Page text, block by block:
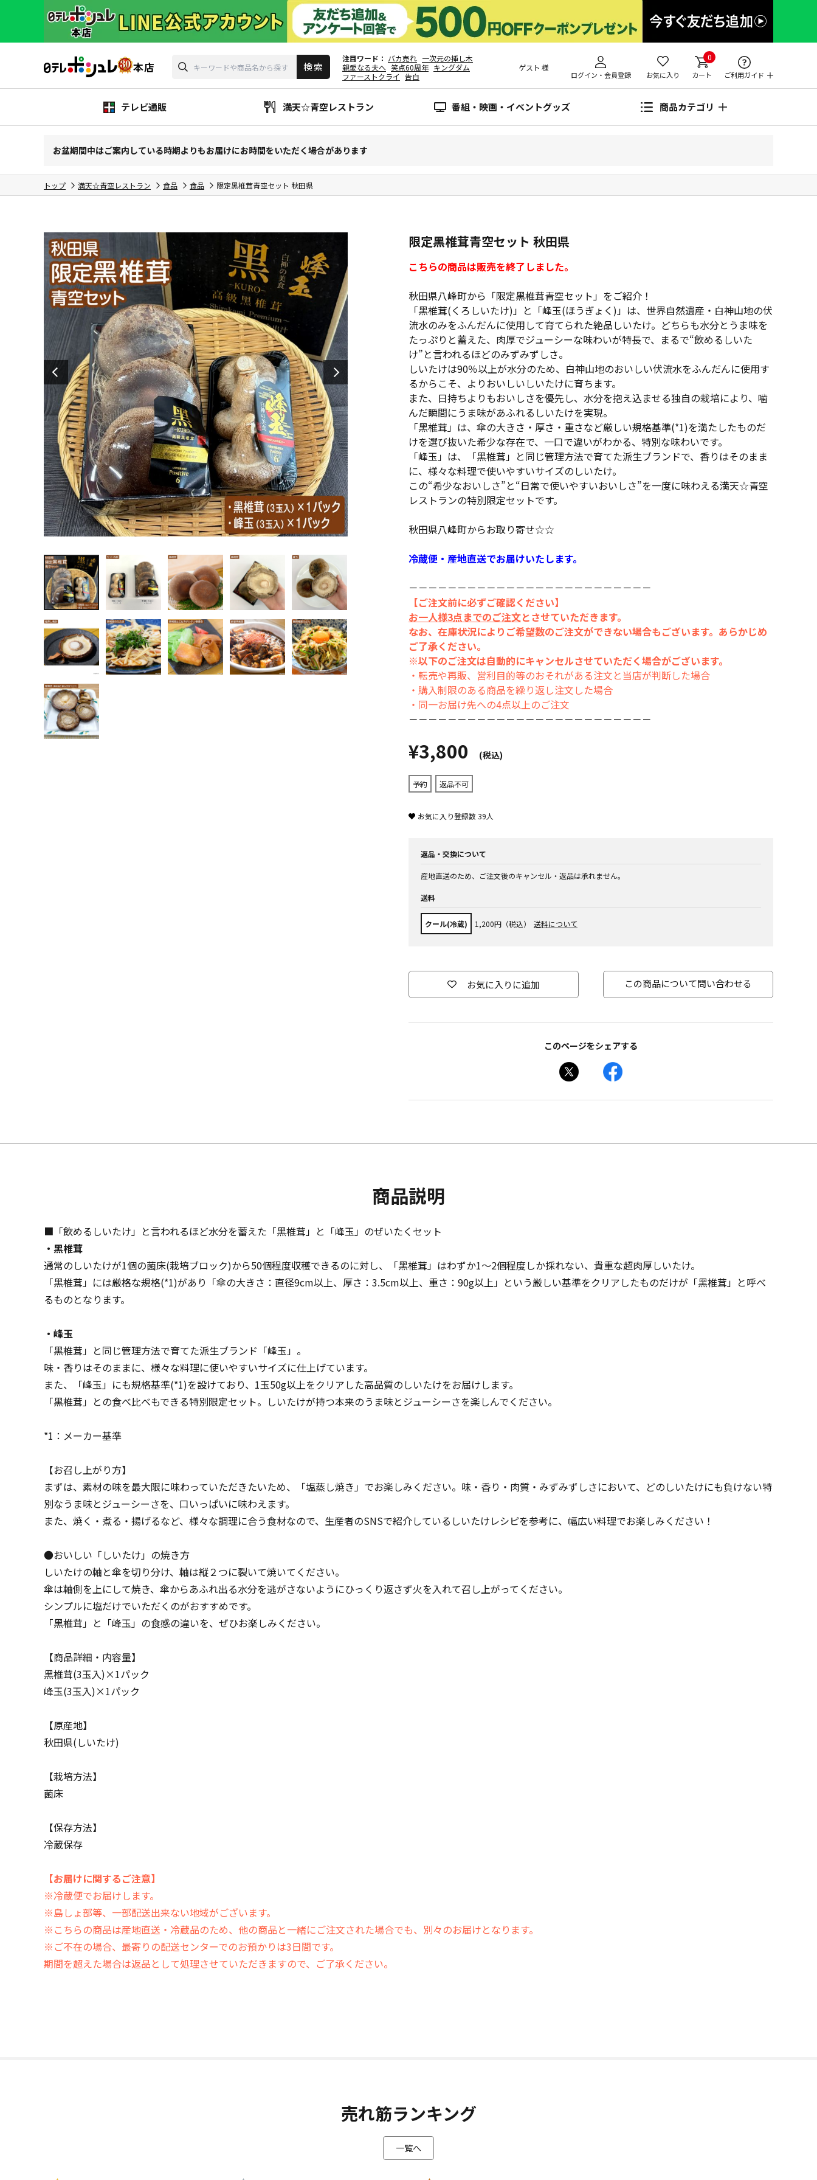
注目ワード バカ売れ 一次元の挿し木
親愛なる夫へ 笑点60周年 キングダム
ファーストクライ
告白
ゲスト 様
ログイン・会員登録 お気に入り
0
カート ご利用ガイド
テレビ通販 満天☆青空レストラン 番組・映画・イベントグッズ 商品カテゴリ
お盆期間中はご案内している時期よりもお届けにお時間をいただく場合があります
トップ 満天☆青空レストラン 食品 食品 限定黑椎茸青空セット 秋田県
限定黑椎茸青空セット 秋田県
こちらの商品は販売を終了しました。
秋田県八峰町から「限定黑椎茸青空セット」をご紹介！
「黑椎茸(くろしいたけ)」と「峰玉(ほうぎょく)」は、世界自然遺産・白神山地の伏
流水のみをふんだんに使用して育てられた絶品しいたけ。どちらも水分とうま味を
たっぷりと蓄えた、肉厚でジューシーな味わいが特長で、まるで“飲めるしいた
け”と言われるほどのみずみずしさ。
しいたけは90％以上が水分のため、白神山地のおいしい伏流水をふんだんに使用す
るからこそ、よりおいしいしいたけに育ちます。
また、日持ちよりもおいしさを優先し、水分を抱え込ませる独自の栽培により、噛
んだ瞬間にうま味があふれるしいたけを実現。
「黑椎茸」は、傘の大きさ・厚さ・重さなど厳しい規格基準(*1)を満たしたものだ
けを選び抜いた希少な存在で、一口で違いがわかる、特別な味わいです。
「峰玉」は、「黑椎茸」と同じ管理方法で育てた派生ブランドで、香りはそのまま
に、様々な料理で使いやすいサイズのしいたけ。
この“希少なおいしさ”と“日常で使いやすいおいしさ”を一度に味わえる満天☆青空
レストランの特別限定セットです。
秋田県八峰町からお取り寄せ☆☆
冷蔵便・産地直送でお届けいたします。
－－－－－－－－－－－－－－－－－－－－－－－－－
【ご注文前に必ずご確認ください】
お一人様3点までのご注文とさせていただきます。
なお、在庫状況によりご希望数のご注文ができない場合もございます。あらかじめ
ご了承ください。
※以下のご注文は自動的にキャンセルさせていただく場合がございます。
・転売や再販、営利目的等のおそれがある注文と当店が判断した場合
・購入制限のある商品を繰り返し注文した場合
・同一お届け先への4点以上のご注文
－－－－－－－－－－－－－－－－－－－－－－－－－
¥3,800 (税込)
予約 返品不可
お気に入り登録数39人
返品・交換について
産地直送のため、ご注文後のキャンセル・返品は承れません。
送料
クール(冷蔵) 1,200円（税込） 送料について
お気に入りに追加 この商品について問い合わせる
このページをシェアする
商品説明
■「飲めるしいたけ」と言われるほど水分を蓄えた「黑椎茸」と「峰玉」のぜいたくセット
・黑椎茸
通常のしいたけが1個の菌床(栽培ブロック)から50個程度収穫できるのに対し、「黑椎茸」はわずか1〜2個程度しか採れない、貴重な超肉厚しいたけ。
「黑椎茸」には厳格な規格(*1)があり「傘の大きさ：直径9cm以上、厚さ：3.5cm以上、重さ：90g以上」という厳しい基準をクリアしたものだけが「黑椎茸」と呼べ
るものとなります。
・峰玉
「黑椎茸」と同じ管理方法で育てた派生ブランド「峰玉」。
味・香りはそのままに、様々な料理に使いやすいサイズに仕上げています。
また、「峰玉」にも規格基準(*1)を設けており、1玉50g以上をクリアした高品質のしいたけをお届けします。
「黑椎茸」との食べ比べもできる特別限定セット。しいたけが持つ本来のうま味とジューシーさを楽しんでください。
*1：メーカー基準
【お召し上がり方】
まずは、素材の味を最大限に味わっていただきたいため、「塩蒸し焼き」でお楽しみください。味・香り・肉質・みずみずしさにおいて、どのしいたけにも負けない特
別なうま味とジューシーさを、口いっぱいに味わえます。
また、焼く・煮る・揚げるなど、様々な調理に合う食材なので、生産者のSNSで紹介しているしいたけレシピを参考に、幅広い料理でお楽しみください！
●おいしい「しいたけ」の焼き方
しいたけの軸と傘を切り分け、軸は縦２つに裂いて焼いてください。
傘は軸側を上にして焼き、傘からあふれ出る水分を逃がさないようにひっくり返さず火を入れて召し上がってください。
シンプルに塩だけでいただくのがおすすめです。
「黑椎茸」と「峰玉」の食感の違いを、ぜひお楽しみください。
【商品詳細・内容量】
黑椎茸(3玉入)×1パック
峰玉(3玉入)×1パック
【原産地】
秋田県(しいたけ)
【栽培方法】
菌床
【保存方法】
冷蔵保存
【お届けに関するご注意】
※冷蔵便でお届けします。
※島しょ部等、一部配送出来ない地域がございます。
※こちらの商品は産地直送・冷蔵品のため、他の商品と一緒にご注文された場合でも、別々のお届けとなります。
※ご不在の場合、最寄りの配送センターでのお預かりは3日間です。
期間を超えた場合は返品として処理させていただきますので、ご了承ください。
売れ筋ランキング
一覧へ